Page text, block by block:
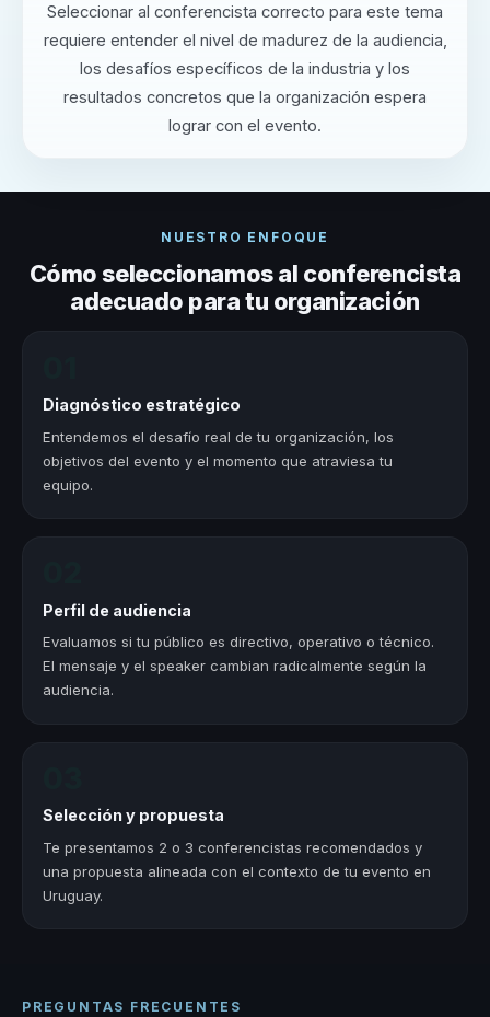
Seleccionar al conferencista correcto para este tema
requiere entender el nivel de madurez de la audiencia,
los desafíos específicos de la industria y los
resultados concretos que la organización espera
lograr con el evento.
NUESTRO ENFOQUE
Cómo seleccionamos al conferencista
adecuado para tu organización
Diagnóstico estratégico
Entendemos el desafío real de tu organización, los
objetivos del evento y el momento que atraviesa tu
equipo.
Perfil de audiencia
Evaluamos si tu público es directivo, operativo o técnico.
El mensaje y el speaker cambian radicalmente según la
audiencia.
Selección y propuesta
Te presentamos 2 o 3 conferencistas recomendados y
una propuesta alineada con el contexto de tu evento en
Uruguay.
PREGUNTAS FRECUENTES